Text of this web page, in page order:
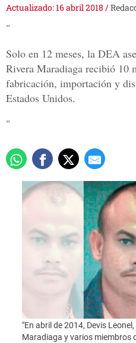
Actualizado: 16 abril 2018 /
"
Solo en 12 meses, la DEA
Rivera Maradiaga recibió 10
fabricación, importación y
Estados Unidos.
"
"En abril de 2014, Devis
Maradiaga y varios miembros